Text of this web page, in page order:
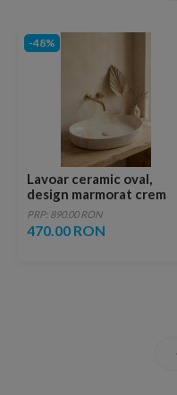
-48%
Lavoar ceramic oval,
design marmorat crem
lucios cu vene aurii,
ventil inclus
PRP: 890.00 RON
470.00 RON